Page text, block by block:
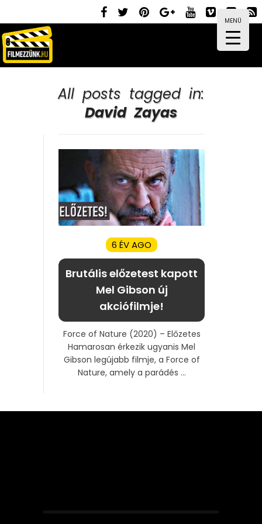
MENÜ
All posts tagged in:
David Zayas
6 ÉV AGO
Brutális előzetest kapott
Mel Gibson új
akciófilmje!
Force of Nature (2020) – Előzetes
Hamarosan érkezik ugyanis Mel
Gibson legújabb filmje, a Force of
Nature, amely a parádés ...